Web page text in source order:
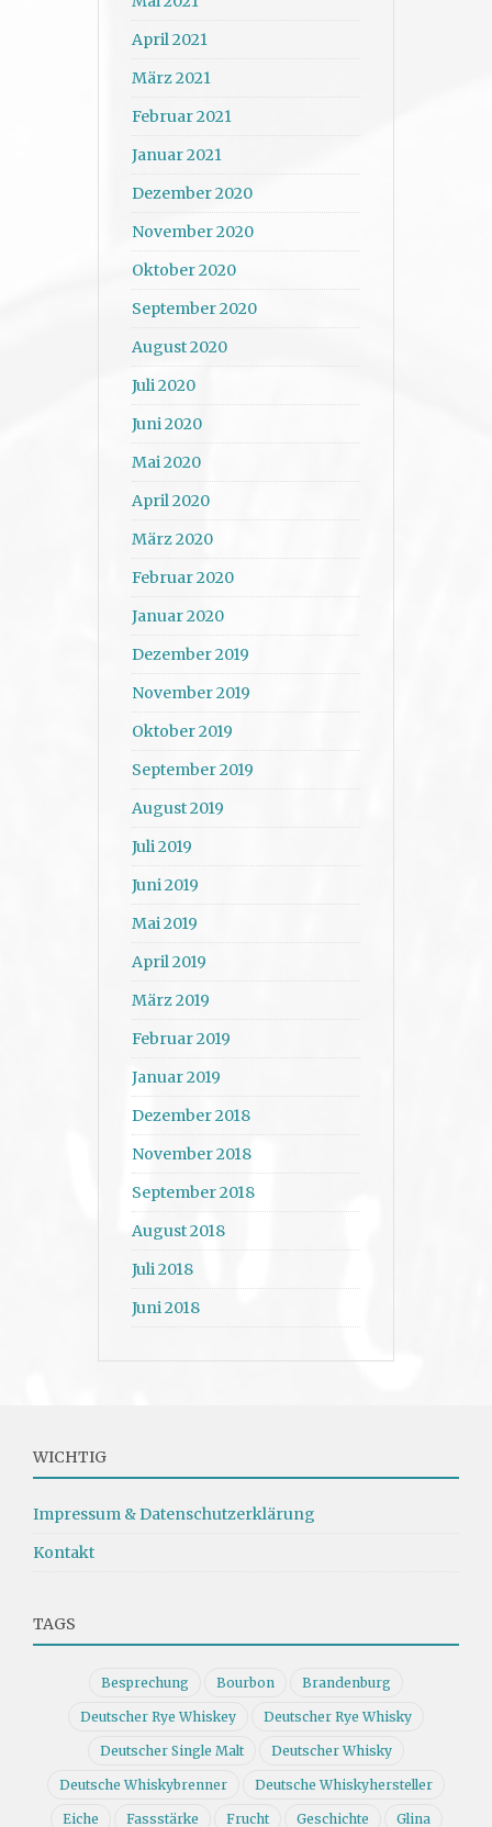
April 2021
März 2021
Februar 2021
Januar 2021
Dezember 2020
November 2020
Oktober 2020
September 2020
August 2020
Juli 2020
Juni 2020
Mai 2020
April 2020
März 2020
Februar 2020
Januar 2020
Dezember 2019
November 2019
Oktober 2019
September 2019
August 2019
Juli 2019
Juni 2019
Mai 2019
April 2019
März 2019
Februar 2019
Januar 2019
Dezember 2018
November 2018
September 2018
August 2018
Juli 2018
Juni 2018
WICHTIG
Impressum & Datenschutzerklärung
Kontakt
TAGS
Besprechung Bourbon Brandenburg
Deutscher Rye Whiskey Deutscher Rye Whisky
Deutscher Single Malt Deutscher Whisky
Deutsche Whiskybrenner Deutsche Whiskyhersteller
Eiche Fassstärke Frucht Geschichte Glina